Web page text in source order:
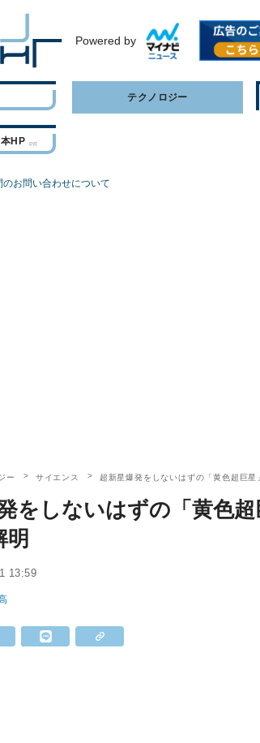
Powered by
テクノロジー
HP
のお問い合わせについて
ー サイエンス 超新星爆発をしないはずの「黄色超巨
をしないはずの「黄色
明
13:59